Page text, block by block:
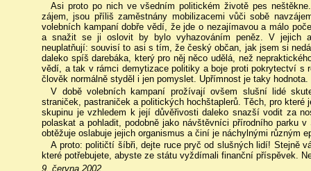
Asi proto po nich ve všedním politickém životě pes
zájem, jsou příliš zaměstnány mobilizacemi vůči sobě
volebních kampaní dobře vědí, že jde o nezajímavou a málo
a snažit se ji oslovit by bylo vyhazováním peněz. V jejich
neuplatňují: souvisí to asi s tím, že český občan, jak jsem si
daleko spíš darebáka, který pro něj něco udělá, než
vědí, a tak v rámci demytizace politiky a boje proti pokrytectví s
člověk normálně styděl i jen pomyslet. Upřímnost je taky hodnota.
V době volebních kampaní prožívají ovšem slušní lidé
straniček, pastraniček a politických hochštaplerů. Těch, pro
skupinu je vzhledem k její důvěřivosti daleko snazší vodit za
polaskat a pohladit, podobně jako návštěvníci přírodního parku
obtěžuje oslabuje jejich organismus a činí je náchylnými různým
A proto: političtí šíbři, dejte ruce pryč od slušných lidí! Stejně
které potřebujete, abyste ze státu vyždímali finanční příspěvek.
9. června 2002